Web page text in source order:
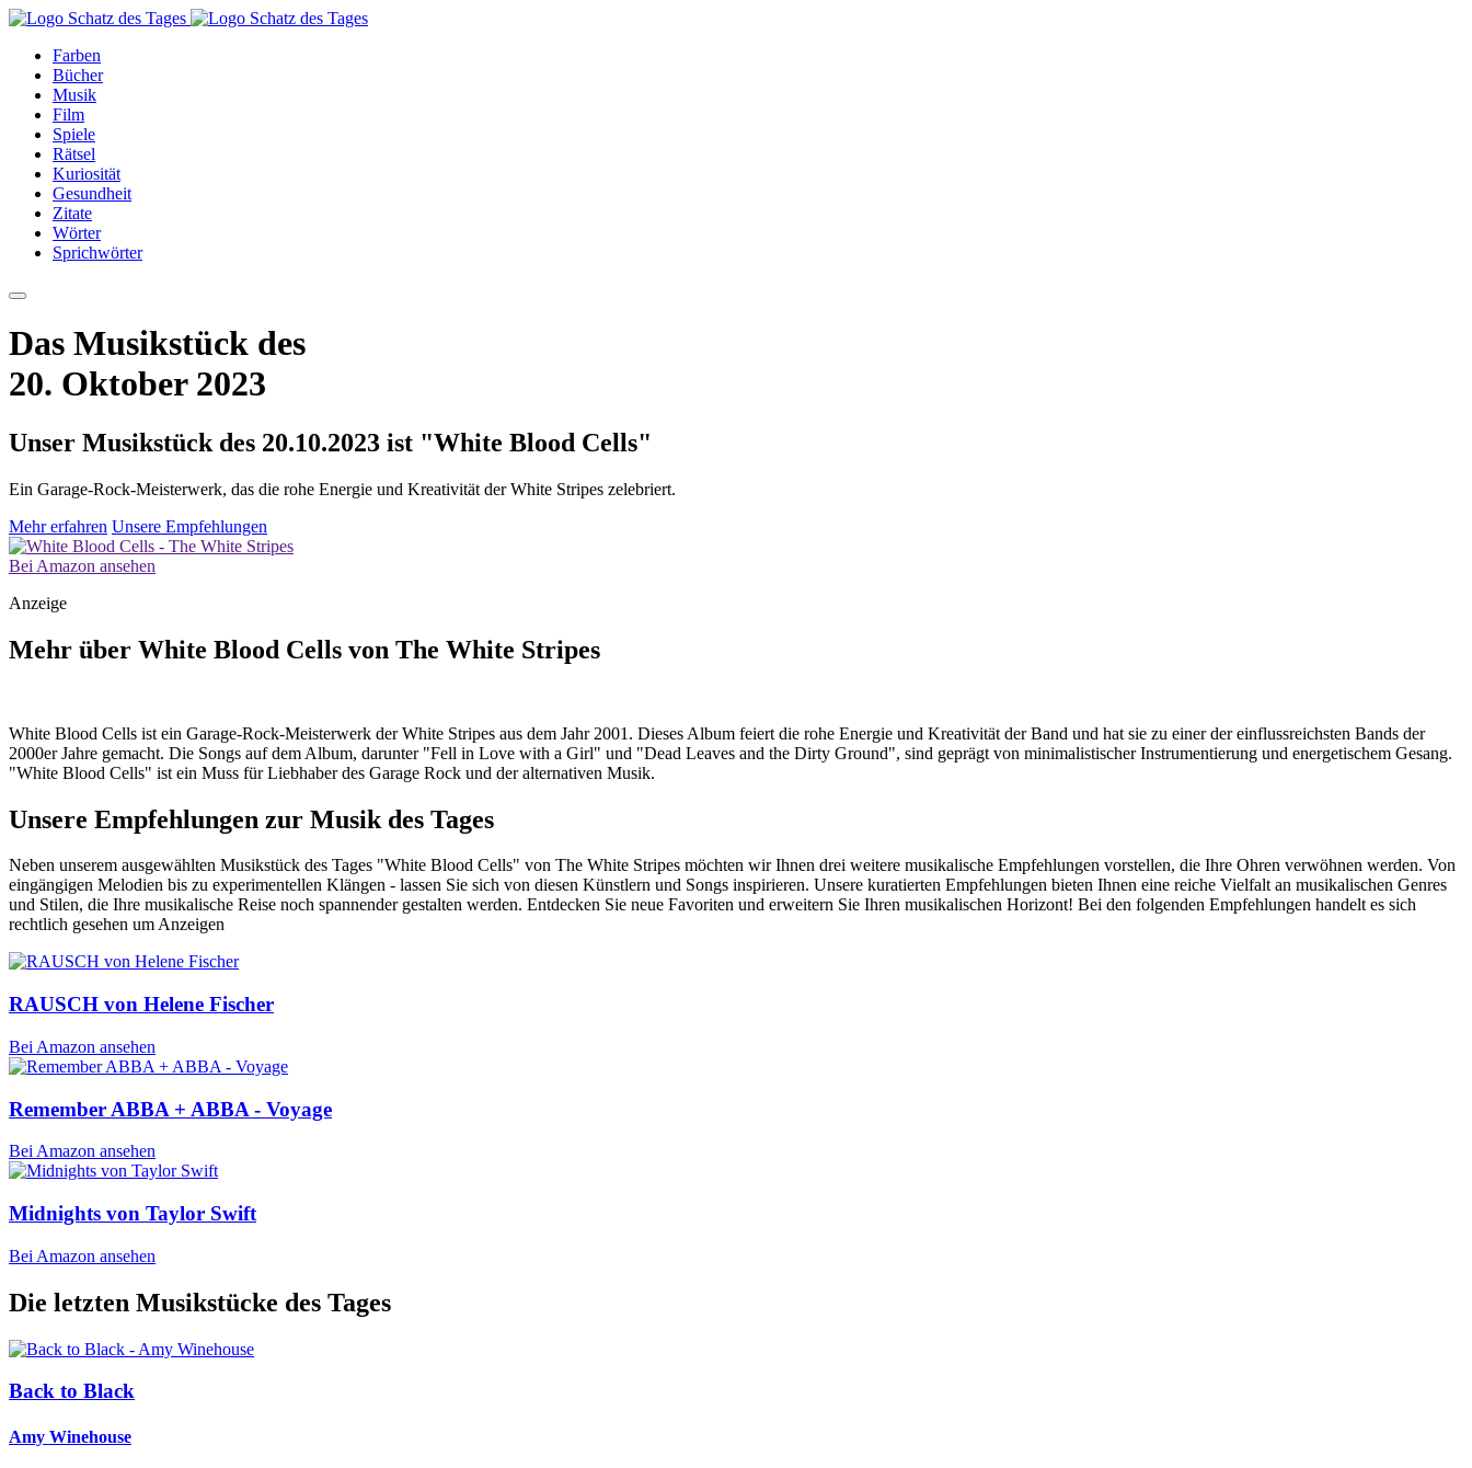
Farben
Bücher
Musik
Film
Spiele
Rätsel
Kuriosität
Gesundheit
Zitate
Wörter
Sprichwörter
Das Musikstück des
20. Oktober 2023
Unser Musikstück des 20.10.2023 ist "White Blood Cells"
Ein Garage-Rock-Meisterwerk, das die rohe Energie und Kreativität der White Stripes zelebriert.
Mehr erfahren Unsere Empfehlungen
Bei Amazon ansehen
Anzeige
Mehr über White Blood Cells von The White Stripes
White Blood Cells ist ein Garage-Rock-Meisterwerk der White Stripes aus dem Jahr 2001. Dieses Album feiert die rohe Energie und Kreativität der Band und hat sie zu einer der einflussreichsten Bands der
2000er Jahre gemacht. Die Songs auf dem Album, darunter "Fell in Love with a Girl" und "Dead Leaves and the Dirty Ground", sind geprägt von minimalistischer Instrumentierung und energetischem Gesang.
"White Blood Cells" ist ein Muss für Liebhaber des Garage Rock und der alternativen Musik.
Unsere Empfehlungen zur Musik des Tages
Neben unserem ausgewählten Musikstück des Tages "White Blood Cells" von The White Stripes möchten wir Ihnen drei weitere musikalische Empfehlungen vorstellen, die Ihre Ohren verwöhnen werden. Von
eingängigen Melodien bis zu experimentellen Klängen - lassen Sie sich von diesen Künstlern und Songs inspirieren. Unsere kuratierten Empfehlungen bieten Ihnen eine reiche Vielfalt an musikalischen Genres
und Stilen, die Ihre musikalische Reise noch spannender gestalten werden. Entdecken Sie neue Favoriten und erweitern Sie Ihren musikalischen Horizont! Bei den folgenden Empfehlungen handelt es sich
rechtlich gesehen um Anzeigen
RAUSCH von Helene Fischer
Bei Amazon ansehen
Remember ABBA + ABBA - Voyage
Bei Amazon ansehen
Midnights von Taylor Swift
Bei Amazon ansehen
Die letzten Musikstücke des Tages
Back to Black
Amy Winehouse